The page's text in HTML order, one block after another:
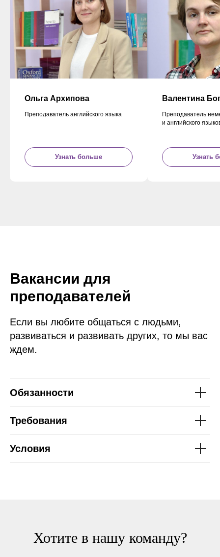
Ольга Архипова
Преподаватель английского языка
Узнать больше
Валентина
Преподаватель
и английского
Узнать
Вакансии для
преподавателей
Если вы любите общаться с людьми,
развиваться и развивать других, то мы вас
ждем.
Обязанности
Требования
Условия
Хотите в нашу команду?